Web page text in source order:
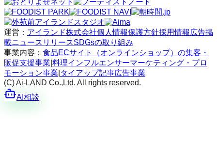
運営： アイランド株式会社個人情報保護方針採用情報 広告掲
載ニュースリリースSDGsの取り組み
事業内容： 食品ECサイト（オンラインショップ）の集客・
販促支援事業 料理インフルエンサーマーケティング・プロ
モーション事業 タイアップ記事広告事業
(C) Ai-LAND Co.,Ltd. All rights reserved.
AI相談